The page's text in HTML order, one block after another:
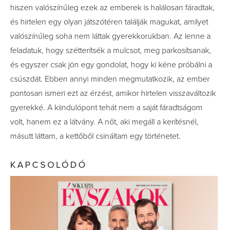
hiszen valószínűleg ezek az emberek is halálosan fáradtak,
és hirtelen egy olyan játszótéren találják magukat, amilyet
valószínűleg soha nem láttak gyerekkorukban. Az lenne a
feladatuk, hogy szétterítsék a mulcsot, meg parkosítsanak,
és egyszer csak jön egy gondolat, hogy ki kéne próbálni a
csúszdát. Ebben annyi minden megmutatkozik, az ember
pontosan ismeri ezt az érzést, amikor hirtelen visszaváltozik
gyerekké. A kiindulópont tehát nem a saját fáradtságom
volt, hanem ez a látvány. A nőt, aki megáll a kerítésnél,
másutt láttam, a kettőből csináltam egy történetet.
KAPCSOLÓDÓ